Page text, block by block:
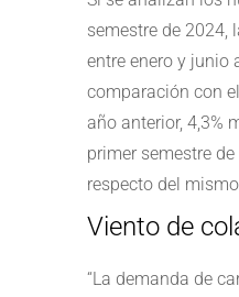
semestre de 2024,
entre enero y junio
comparación con
año anterior, 4,3%
primer semestre
respecto del
Viento de
“La demanda de